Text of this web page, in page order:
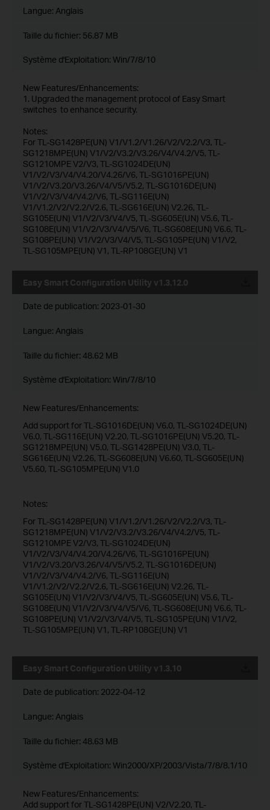
Langue: Anglais
Taille du fichier: 56.87 MB
Système d'Exploitation: Win/7/8/10
New Features/Enhancements:
1. Upgraded the management protocol of Easy Smart
switches to enhance security.
Notes:
For TL-SG1428PE(UN) V1/V1.2/V1.26/V2/V2.2/V3, TL-
SG1218MPE(UN) V1/V2/V3.2/V3.26/V4/V4.2/V5, TL-
SG1210MPE V2/V3, TL-SG1024DE(UN)
V1/V2/V3/V4/V4.20/V4.26/V6, TL-SG1016PE(UN)
V1/V2/V3.20/V3.26/V4/V5/V5.2, TL-SG1016DE(UN)
V1/V2/V3/V4/V4.2/V6, TL-SG116E(UN)
V1/V1.2/V2/V2.2/V2.6, TL-SG616E(UN) V2.26, TL-
SG105E(UN) V1/V2/V3/V4/V5, TL-SG605E(UN) V5.6, TL-
SG108E(UN) V1/V2/V3/V4/V5/V6, TL-SG608E(UN) V6.6, TL-
SG108PE(UN) V1/V2/V3/V4/V5, TL-SG105PE(UN) V1/V2,
TL-SG105MPE(UN) V1, TL-RP108GE(UN) V1
Easy Smart Configuration Utility v1.3.12.0
Date de publication: 2023-01-30
Langue: Anglais
Taille du fichier: 48.62 MB
Système d'Exploitation: Win/7/8/10
New Features/Enhancements:
Add support for TL-SG1016DE(UN) V6.0, TL-SG1024DE(UN)
V6.0, TL-SG116E(UN) V2.20, TL-SG1016PE(UN) V5.20, TL-
SG1218MPE(UN) V5.0, TL-SG1428PE(UN) V3.0, TL-
SG616E(UN) V2.26, TL-SG608E(UN) V6.60, TL-SG605E(UN)
V5.60, TL-SG105MPE(UN) V1.0
Notes:
For TL-SG1428PE(UN) V1/V1.2/V1.26/V2/V2.2/V3, TL-
SG1218MPE(UN) V1/V2/V3.2/V3.26/V4/V4.2/V5, TL-
SG1210MPE V2/V3, TL-SG1024DE(UN)
V1/V2/V3/V4/V4.20/V4.26/V6, TL-SG1016PE(UN)
V1/V2/V3.20/V3.26/V4/V5/V5.2, TL-SG1016DE(UN)
V1/V2/V3/V4/V4.2/V6, TL-SG116E(UN)
V1/V1.2/V2/V2.2/V2.6, TL-SG616E(UN) V2.26, TL-
SG105E(UN) V1/V2/V3/V4/V5, TL-SG605E(UN) V5.6, TL-
SG108E(UN) V1/V2/V3/V4/V5/V6, TL-SG608E(UN) V6.6, TL-
SG108PE(UN) V1/V2/V3/V4/V5, TL-SG105PE(UN) V1/V2,
TL-SG105MPE(UN) V1, TL-RP108GE(UN) V1
Easy Smart Configuration Utility v1.3.10
Date de publication: 2022-04-12
Langue: Anglais
Taille du fichier: 48.63 MB
Système d'Exploitation: Win2000/XP/2003/Vista/7/8/8.1/10
New Features/Enhancements:
Add support for TL-SG1428PE(UN) V2/V2.20, TL-